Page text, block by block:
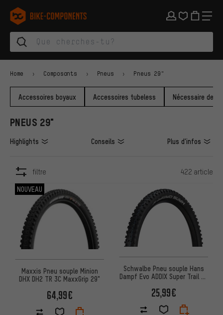
Aller à la navigation principale
Aller à la navigation des catégories
Aller au contenu
Aller aux marques et à la newsletter
Aller au pied de page
bike-components.de Page d'accueil
Home Composants Pneus Pneus 29"
Accessoires boyaux Accessoires tubeless Nécessaire de
PNEUS 29"
Highlights Conseils Plus d'infos
filtre 422 article
ARTICLES
NOUVEAU
Maxxis Pneu souple Minion
DHX DH2 TR 3C MaxxGrip 29"
64,99€
Schwalbe Pneu souple Hans
Dampf Evo ADDIX Super Trail 29
25,99€